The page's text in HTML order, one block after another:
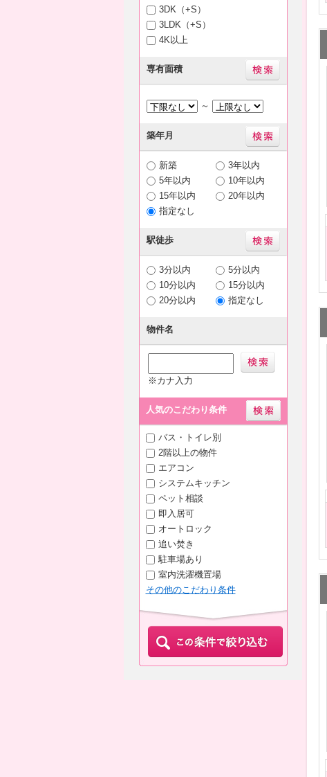
3DK（+S）
3LDK（+S）
4K以上
専有面積
～
築年月
新築
3年以内
5年以内
10年以内
15年以内
20年以内
指定なし
駅徒歩
3分以内
5分以内
10分以内
15分以内
20分以内
指定なし
物件名
※カナ入力
人気のこだわり条件
バス・トイレ別
2階以上の物件
エアコン
システムキッチン
ペット相談
即入居可
オートロック
追い焚き
駐車場あり
室内洗濯機置場
その他のこだわり条件